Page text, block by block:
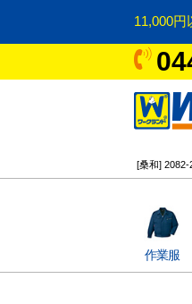
11,000円
[桑和] 2082-
作業服